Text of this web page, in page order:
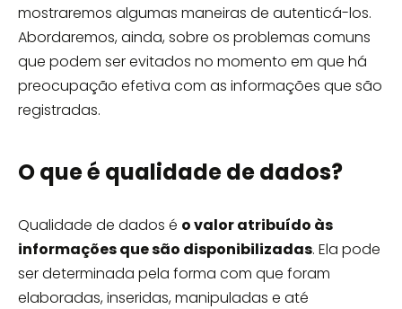
mostraremos algumas maneiras de autenticá-los.
Abordaremos, ainda, sobre os problemas comuns
que podem ser evitados no momento em que há
preocupação efetiva com as informações que são
registradas.
O que é qualidade de dados?
Qualidade de dados é o valor atribuído às
informações que são disponibilizadas. Ela pode
ser determinada pela forma com que foram
elaboradas, inseridas, manipuladas e até